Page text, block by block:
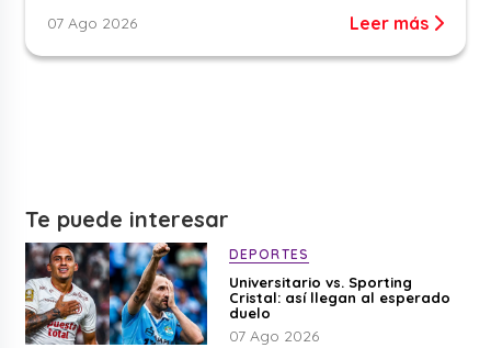
07 Ago 2026 Leer más
Te puede interesar
DEPORTES
Universitario vs. Sporting
Cristal: así llegan al esperado
duelo
07 Ago 2026